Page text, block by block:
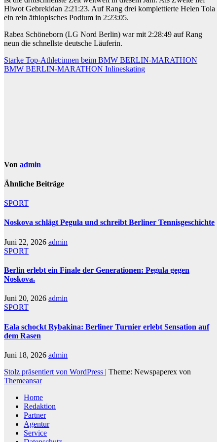
Hiwot Gebrekidan 2:21:23. Auf Rang drei komplettierte Helen Tola
ein rein äthiopisches Podium in 2:23:05.
Rabea Schöneborn (LG Nord Berlin) war mit 2:28:49 auf Rang
neun die schnellste deutsche Läuferin.
Beitragsnavigation
Starke Top-Athlet:innen beim BMW BERLIN-MARATHON
BMW BERLIN-MARATHON Inlineskating
Von admin
Ähnliche Beiträge
SPORT
Noskova schlägt Pegula und schreibt Berliner Tennisgeschichte
Juni 22, 2026 admin
SPORT
Berlin erlebt ein Finale der Generationen: Pegula gegen
Noskova.
Juni 20, 2026 admin
SPORT
Eala schockt Rybakina: Berliner Turnier erlebt Sensation auf
dem Rasen
Juni 18, 2026 admin
Stolz präsentiert von WordPress | Theme: Newspaperex von
Themeansar
Home
Redaktion
Partner
Agentur
Service